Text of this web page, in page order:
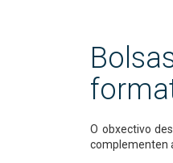
O obxectivo
complementen